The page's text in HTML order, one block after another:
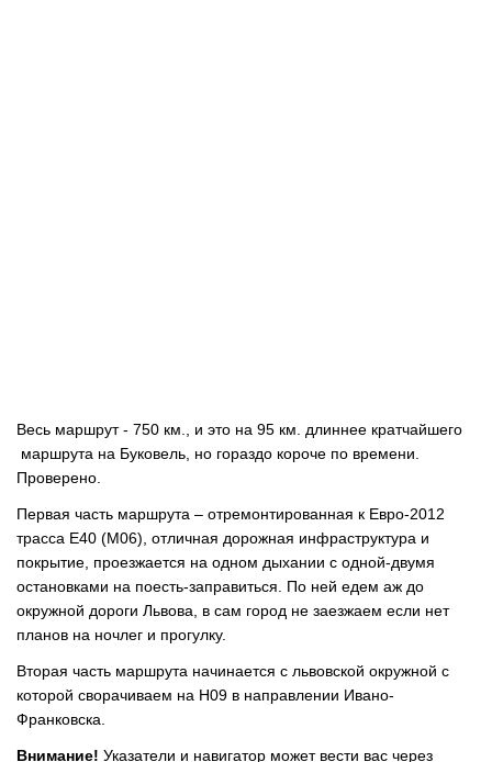
Весь маршрут - 750 км., и это на 95 км. длиннее кратчайшего
маршрута на Буковель, но гораздо короче по времени.
Проверено.
Первая часть маршрута – отремонтированная к Евро-2012
трасса Е40 (М06), отличная дорожная инфраструктура и
покрытие, проезжается на одном дыхании с одной-двумя
остановками на поесть-заправиться. По ней едем аж до
окружной дороги Львова, в сам город не заезжаем если нет
планов на ночлег и прогулку.
Вторая часть маршрута начинается с львовской окружной с
которой сворачиваем на Н09 в направлении Ивано-
Франковска.
Внимание! Указатели и навигатор может вести вас через